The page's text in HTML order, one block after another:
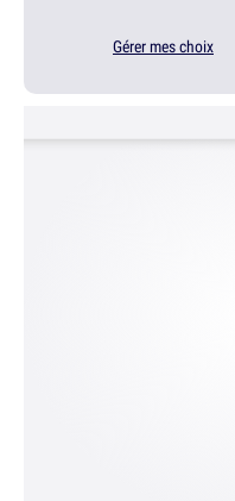
Gérer mes choix